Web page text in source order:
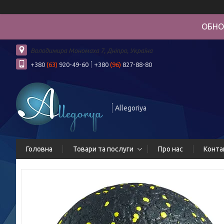
Володимира Мономаха 7, Дніпро, Україна
+380 (63) 920-49-60 +380 (96) 827-88-80
Allegoriya
Головна Товари та послуги Про нас